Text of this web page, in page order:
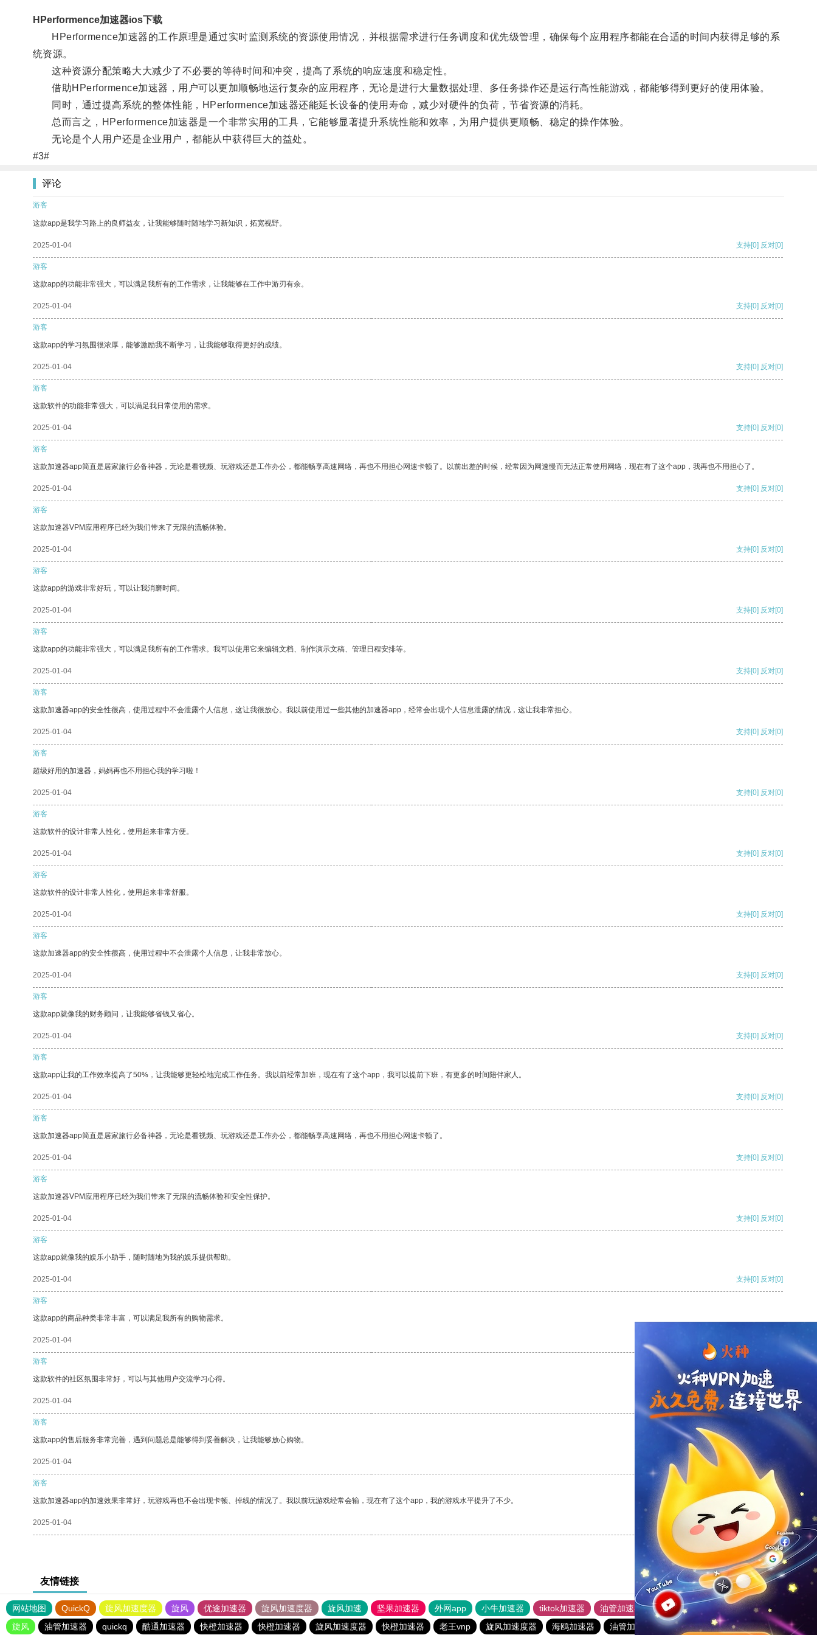
HPerformence加速器ios下载
HPerformence加速器的工作原理是通过实时监测系统的资源使用情况，并根据需求进行任务调度和优先级管理，确保每个应用程序都能在合适的时间内获得足够的系
统资源。
这种资源分配策略大大减少了不必要的等待时间和冲突，提高了系统的响应速度和稳定性。
借助HPerformence加速器，用户可以更加顺畅地运行复杂的应用程序，无论是进行大量数据处理、多任务操作还是运行高性能游戏，都能够得到更好的使用体验。
同时，通过提高系统的整体性能，HPerformence加速器还能延长设备的使用寿命，减少对硬件的负荷，节省资源的消耗。
总而言之，HPerformence加速器是一个非常实用的工具，它能够显著提升系统性能和效率，为用户提供更顺畅、稳定的操作体验。
无论是个人用户还是企业用户，都能从中获得巨大的益处。
#3#
评论
游客
这款app是我学习路上的良师益友，让我能够随时随地学习新知识，拓宽视野。
2025-01-04 支持[0] 反对[0]
游客
这款app的功能非常强大，可以满足我所有的工作需求，让我能够在工作中游刃有余。
2025-01-04 支持[0] 反对[0]
游客
这款app的学习氛围很浓厚，能够激励我不断学习，让我能够取得更好的成绩。
2025-01-04 支持[0] 反对[0]
游客
这款软件的功能非常强大，可以满足我日常使用的需求。
2025-01-04 支持[0] 反对[0]
游客
这款加速器app简直是居家旅行必备神器，无论是看视频、玩游戏还是工作办公，都能畅享高速网络，再也不用担心网速卡顿了。以前出差的时候，经常因为网速慢而无法正常使用网络，现在有了这个app，我再也不用担心了。
2025-01-04 支持[0] 反对[0]
游客
这款加速器VPM应用程序已经为我们带来了无限的流畅体验。
2025-01-04 支持[0] 反对[0]
游客
这款app的游戏非常好玩，可以让我消磨时间。
2025-01-04 支持[0] 反对[0]
游客
这款app的功能非常强大，可以满足我所有的工作需求。我可以使用它来编辑文档、制作演示文稿、管理日程安排等。
2025-01-04 支持[0] 反对[0]
游客
这款加速器app的安全性很高，使用过程中不会泄露个人信息，这让我很放心。我以前使用过一些其他的加速器app，经常会出现个人信息泄露的情况，这让我非常担心。
2025-01-04 支持[0] 反对[0]
游客
超级好用的加速器，妈妈再也不用担心我的学习啦！
2025-01-04 支持[0] 反对[0]
游客
这款软件的设计非常人性化，使用起来非常方便。
2025-01-04 支持[0] 反对[0]
游客
这款软件的设计非常人性化，使用起来非常舒服。
2025-01-04 支持[0] 反对[0]
游客
这款加速器app的安全性很高，使用过程中不会泄露个人信息，让我非常放心。
2025-01-04 支持[0] 反对[0]
游客
这款app就像我的财务顾问，让我能够省钱又省心。
2025-01-04 支持[0] 反对[0]
游客
这款app让我的工作效率提高了50%，让我能够更轻松地完成工作任务。我以前经常加班，现在有了这个app，我可以提前下班，有更多的时间陪伴家人。
2025-01-04 支持[0] 反对[0]
游客
这款加速器app简直是居家旅行必备神器，无论是看视频、玩游戏还是工作办公，都能畅享高速网络，再也不用担心网速卡顿了。
2025-01-04 支持[0] 反对[0]
游客
这款加速器VPM应用程序已经为我们带来了无限的流畅体验和安全性保护。
2025-01-04 支持[0] 反对[0]
游客
这款app就像我的娱乐小助手，随时随地为我的娱乐提供帮助。
2025-01-04 支持[0] 反对[0]
游客
这款app的商品种类非常丰富，可以满足我所有的购物需求。
2025-01-04
游客
这款软件的社区氛围非常好，可以与其他用户交流学习心得。
2025-01-04 支持 [0] 反对[0]
游客
这款app的售后服务非常完善，遇到问题总是能够得到妥善解决，让我能够放心购物。
2025-01-04 支持[0] 反对
游客
这款加速器app的加速效果非常好，玩游戏再也不会出现卡顿、掉线的情况了。我以前玩游戏经常会输，现在有了这个app，我的游戏水平提升了不少。
2025-01-04 支持[0] 反对[0]
友情链接
网站地图 QuickQ 旋风加速度器 旋风 优途加速器 旋风加速度器 旋风加速 坚果加速器 外网app 小牛加速器 tiktok加速器 油管加速器 上油管加速器
回锅肉加速器
旋风
油管加速器 quickq 酷通加速器 快橙加速器 快橙加速器 旋风加速度器 快橙加速器 老王vnp 旋风加速度器 海鸥加速器 油管加速器 小猫咪ciash加速器 油管加速器